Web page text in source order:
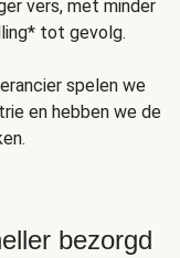
vers, met minder
tot gevolg.
spelen we
en hebben we de
bezorgd